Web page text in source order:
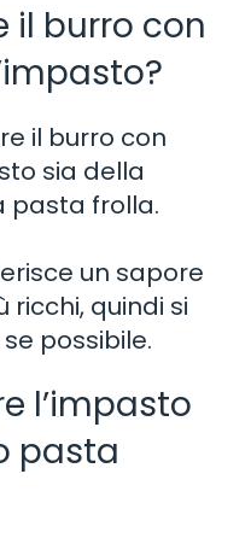
il burro con
il burro con
sia della
pasta frolla.
un sapore
ricchi, quindi si
possibile.
l’impasto
pasta